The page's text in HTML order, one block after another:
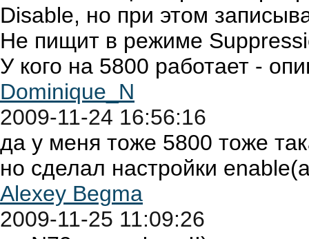
Disable, но при этом
Не пищит в режиме
У кого на 5800 работает -
Dominique_N
2009-11-24 16:56:16
да у меня тоже 5800 тоже
но сделал настройки
Alexey Begma
2009-11-25 11:09:26